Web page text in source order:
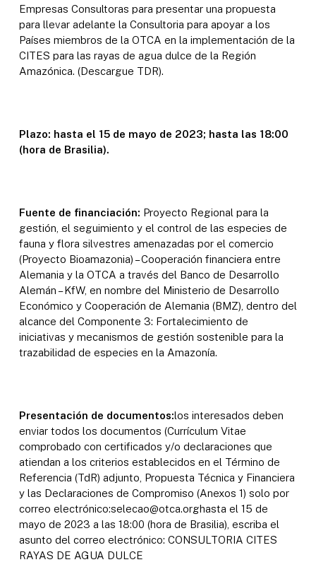
Empresas Consultoras para presentar una propuesta
para llevar adelante la Consultoria para apoyar a los
Países miembros de la OTCA en la implementación de la
CITES para las rayas de agua dulce de la Región
Amazónica. (Descargue TDR).
Plazo: hasta el 15 de mayo de 2023; hasta las 18:00
(hora de Brasilia).
Fuente de financiación: Proyecto Regional para la
gestión, el seguimiento y el control de las especies de
fauna y flora silvestres amenazadas por el comercio
(Proyecto Bioamazonia) – Cooperación financiera entre
Alemania y la OTCA a través del Banco de Desarrollo
Alemán – KfW, en nombre del Ministerio de Desarrollo
Económico y Cooperación de Alemania (BMZ), dentro del
alcance del Componente 3: Fortalecimiento de
iniciativas y mecanismos de gestión sostenible para la
trazabilidad de especies en la Amazonía.
Presentación de documentos:los interesados deben
enviar todos los documentos (Currículum Vitae
comprobado con certificados y/o declaraciones que
atiendan a los criterios establecidos en el Término de
Referencia (TdR) adjunto, Propuesta Técnica y Financiera
y las Declaraciones de Compromiso (Anexos 1) solo por
correo electrónico:selecao@otca.orghasta el 15 de
mayo de 2023 a las 18:00 (hora de Brasilia), escriba el
asunto del correo electrónico: CONSULTORIA CITES
RAYAS DE AGUA DULCE